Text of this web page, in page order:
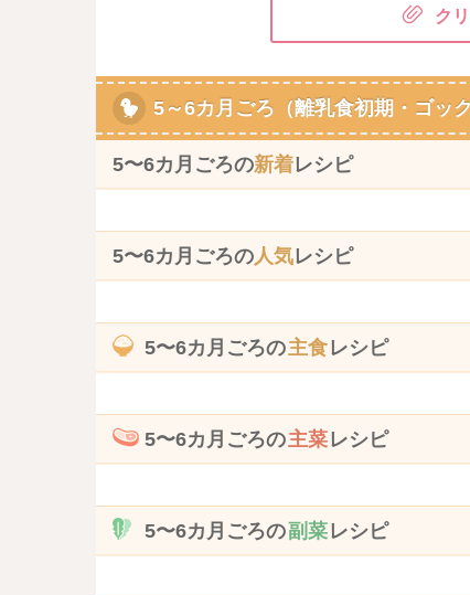
ク
5～6カ月ごろ（離乳食初期・ゴッ
5〜6カ月ごろの新着レシピ
5〜6カ月ごろの人気レシピ
5〜6カ月ごろの主食レシピ
5〜6カ月ごろの主菜レシピ
5〜6カ月ごろの副菜レシピ